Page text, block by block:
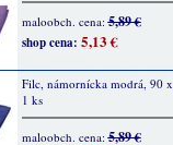
maloobch. cena:5,89 €
shop cena: 5,13 €
Filc, námornícka modrá, 90
1 ks
maloobch. cena:5,89 €